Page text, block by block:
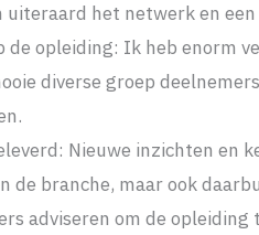
uiteraard het netwerk en
de opleiding: Ik heb enorm
diverse groep
Nieuwe inzichten en
de branche, maar ook
adviseren om de